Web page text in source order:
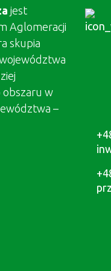
jest
Aglomeracji
skupia
obszaru w
–